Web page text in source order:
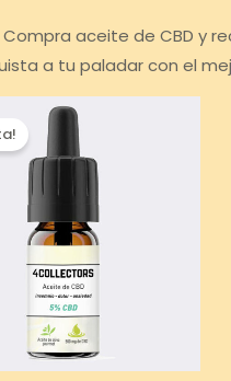
aceite de CBD y
a tu paladar con el